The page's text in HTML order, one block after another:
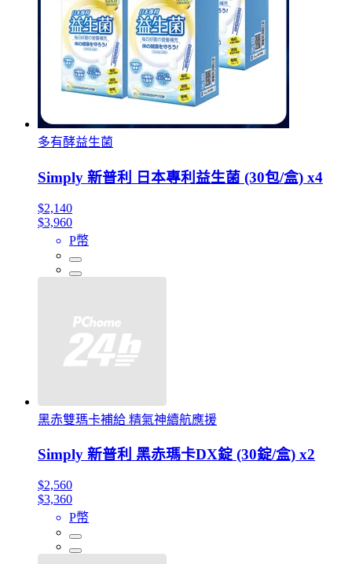
多有酵益生菌
Simply 新普利 日本專利益生菌 (30包/盒) x4
$2,140
$3,960
P幣
黑赤雙瑪卡補給 精氣神續航應援
Simply 新普利 黑赤瑪卡DX錠 (30錠/盒) x2
$2,560
$3,360
P幣